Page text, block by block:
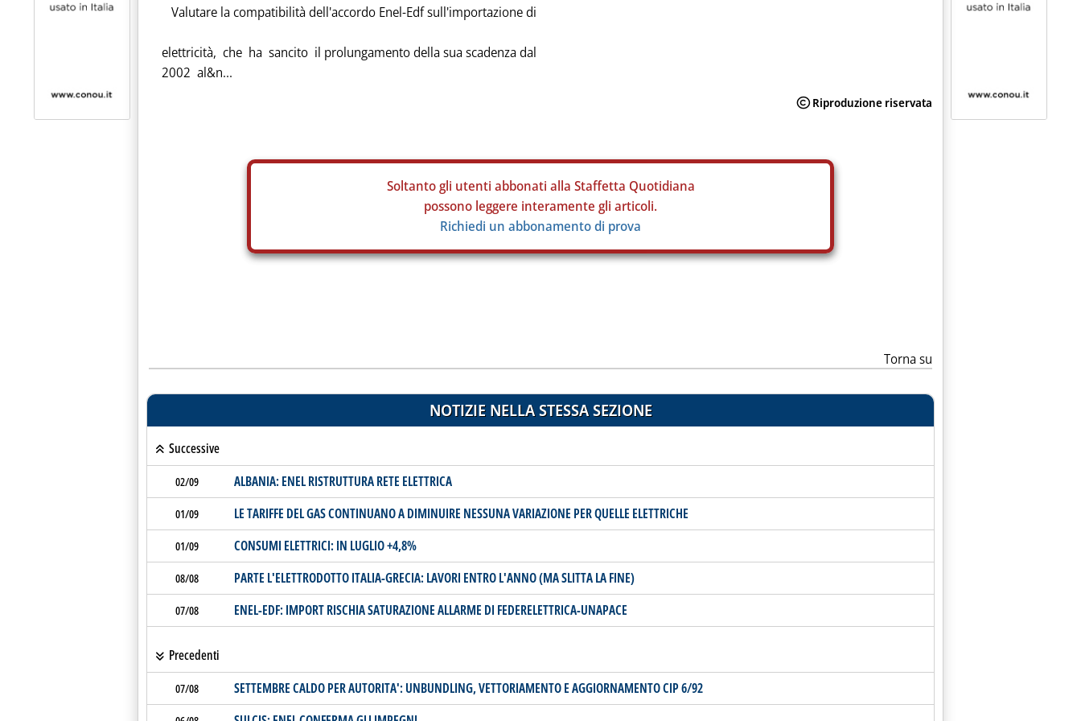
Valutare la compatibilità dell'accordo Enel-Edf sull'importazione di
elettricità, che ha sancito il prolungamento della sua scadenza dal
2002 al&n...
Soltanto gli utenti abbonati alla Staffetta Quotidiana
possono leggere interamente gli articoli.
Richiedi un abbonamento di prova
Torna su
NOTIZIE NELLA STESSA SEZIONE
Successive
02/09 ALBANIA: ENEL RISTRUTTURA RETE ELETTRICA
01/09 LE TARIFFE DEL GAS CONTINUANO A DIMINUIRE NESSUNA VARIAZIONE PER QUELLE ELETTRICHE
01/09 CONSUMI ELETTRICI: IN LUGLIO +4,8%
08/08 PARTE L'ELETTRODOTTO ITALIA-GRECIA: LAVORI ENTRO L'ANNO (MA SLITTA LA FINE)
07/08 ENEL-EDF: IMPORT RISCHIA SATURAZIONE ALLARME DI FEDERELETTRICA-UNAPACE
Precedenti
07/08 SETTEMBRE CALDO PER AUTORITA': UNBUNDLING, VETTORIAMENTO E AGGIORNAMENTO CIP 6/92